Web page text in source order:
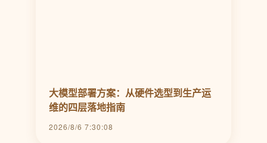
大模型部署方案：从硬件选型到生产运
维的四层落地指南
2026/8/6 7:30:08